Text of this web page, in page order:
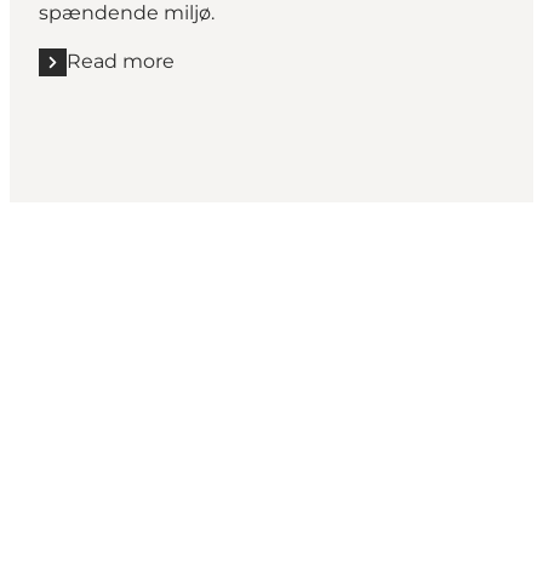
spændende miljø.
Read more
Read more "Lyden af Svendborg"